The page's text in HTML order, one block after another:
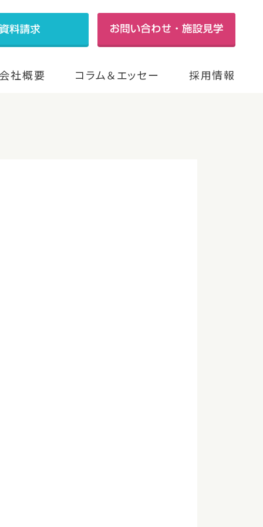
社概要 コラム＆エッセー 採用情報